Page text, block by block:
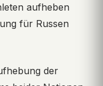
aufheben
für Russen
der